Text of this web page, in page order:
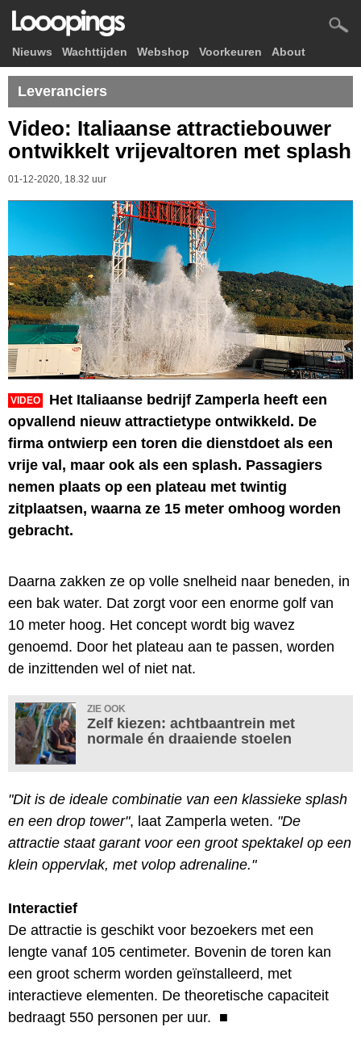
Nieuws Wachttijden Webshop Voorkeuren About
Leveranciers
Video: Italiaanse attractiebouwer
ontwikkelt vrijevaltoren met splash
01-12-2020, 18.32 uur
VIDEO
Het Italiaanse bedrijf Zamperla heeft een
opvallend nieuw attractietype ontwikkeld. De
firma ontwierp een toren die dienstdoet als een
vrije val, maar ook als een splash. Passagiers
nemen plaats op een plateau met twintig
zitplaatsen, waarna ze 15 meter omhoog worden
gebracht.
Daarna zakken ze op volle snelheid naar beneden, in
een bak water. Dat zorgt voor een enorme golf van
10 meter hoog. Het concept wordt big wavez
genoemd. Door het plateau aan te passen, worden
de inzittenden wel of niet nat.
ZIE OOK
Zelf kiezen: achtbaantrein met
normale én draaiende stoelen
"Dit is de ideale combinatie van een klassieke splash
en een drop tower", laat Zamperla weten. "De
attractie staat garant voor een groot spektakel op een
klein oppervlak, met volop adrenaline."
Interactief
De attractie is geschikt voor bezoekers met een
lengte vanaf 105 centimeter. Bovenin de toren kan
een groot scherm worden geïnstalleerd, met
interactieve elementen. De theoretische capaciteit
bedraagt 550 personen per uur. ■